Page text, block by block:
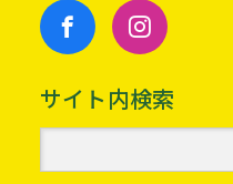
サイト内検索